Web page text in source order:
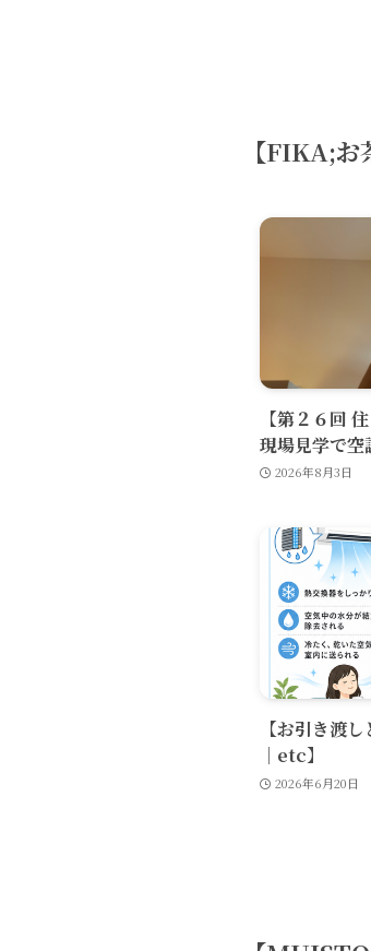
【FIKA;お
【第２６回
現場見学で空
2026年8月3日
【お引き渡
│etc】
2026年6月20日